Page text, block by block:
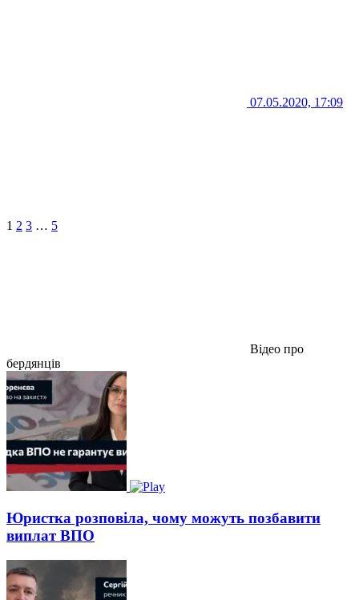
07.05.2020, 17:09
1 2 3 … 5
Відео про
бердянців
Юристка розповіла, чому можуть позбавити
виплат ВПО